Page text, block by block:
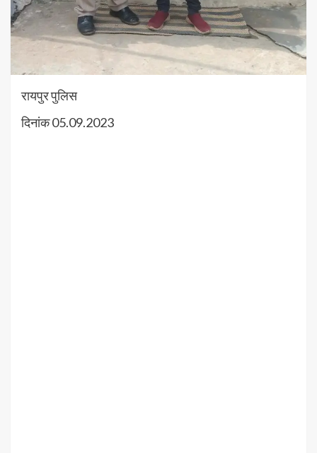
रायपुर पुलिस
दिनांक 05.09.2023